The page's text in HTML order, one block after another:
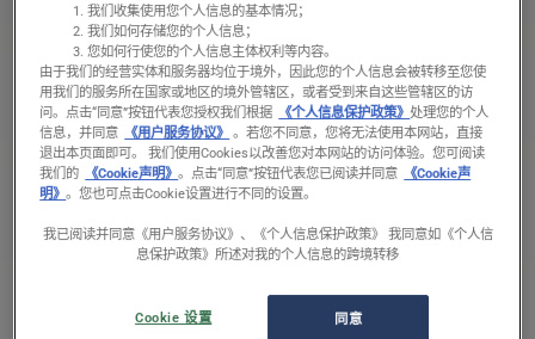
Full length, including cutting
5 千克
Weight (excl. battery and
我们收集使用您个人信息的基本情况；
我们如何存储您的个人信息；
您如何行使您的个人信息主体权利等内容。
由于我们的经营实体和服务器均位于境外，因此您的个人信息会被转移至您使
用我们的服务所在国家或地区的境外管辖区，或者受到来自这些管辖区的访
问。 点击“同意”按钮代表您授权我们根据 《个人信息保护政策》 处理您的个人
信息，并同意
《用户服务协议》 。若您不同意，您将无法使用本网站，直接
退出本页面即可。 我们使用Cookies以改善您对本网站的访问体验。您可阅读
我们的
《Cookie声明》。点击“同意”按钮代表您已阅读并同意
《Cookie声
明》。您也可点击Cookie设置进行不同的设置。
我已阅读并同意《用户服务协议》、《个人信息保护政策》 我同意如《个人信
息保护政策》所述对我的个人信息的跨境转移
同意
Cookie 设置